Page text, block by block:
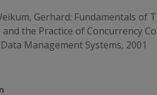
Gerhard: Fundamentals of
the Practice of Concurrency
Management Systems, 2001